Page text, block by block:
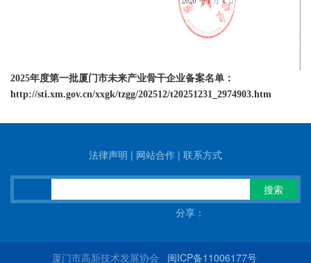
2025年度第一批厦门市未来产业骨干企业备案名单：
http://sti.xm.gov.cn/xxgk/tzgg/202512/t20251231_2974903.htm
法律声明 | 网站合作 | 联系方式
搜索
分享：
厦门市高新技术发展协会 闽ICP备11006177号